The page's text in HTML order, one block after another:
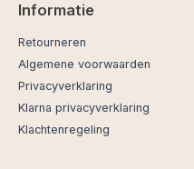
Informatie
Retourneren
Algemene voorwaarden
Privacyverklaring
Klarna privacyverklaring
Klachtenregeling